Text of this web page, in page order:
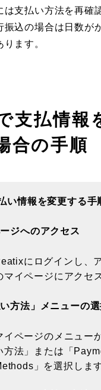
は支払い方法を再確
振込の場合は日数が
ます。
支払情報
合の手順
い情報を変更する手
ジへのアクセス
にログインし、
マイページにアクセ
い方法」メニューの選
イページのメニュー
方法」または「
」を選択します